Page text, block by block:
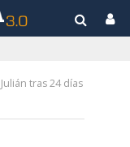
tras 24 días